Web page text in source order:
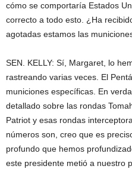
cómo se comportaría Estados
correcto a todo esto. ¿Ha
agotadas estamos las
SEN. KELLY: Sí, Margaret, lo
rastreando varias veces. El
municiones específicas. En
detallado sobre las rondas
Patriot y esas rondas
números son, creo que es
profundo que hemos
este presidente metió a nuestro